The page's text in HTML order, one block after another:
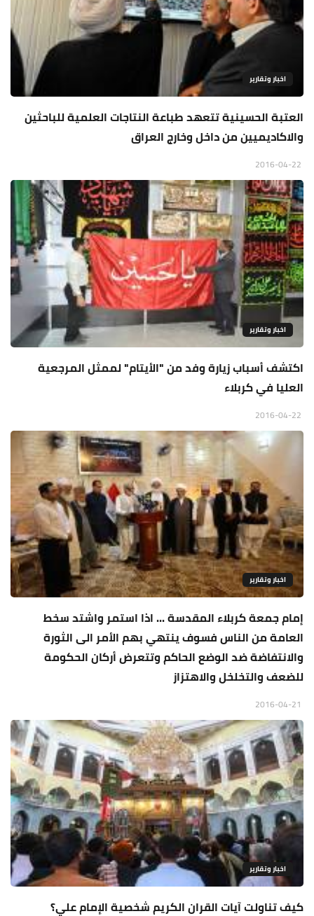
اخبار وتقارير
العتبة الحسينية تتعهد طباعة النتاجات العلمية للباحثين
والاكاديميين من داخل وخارج العراق
اخبار وتقارير
اكتشف أسباب زيارة وفد من "الأيتام" لممثل المرجعية
العليا في كربلاء
اخبار وتقارير
إمام جمعة كربلاء المقدسة ... اذا استمر واشتد سخط
العامة من الناس فسوف ينتهي بهم الأمر الى الثورة
والانتفاضة ضد الوضع الحاكم وتتعرض أركان الحكومة
للضعف والتخلخل والاهتزاز
اخبار وتقارير
كيف تناولت آيات القران الكريم شخصية الإمام علي؟